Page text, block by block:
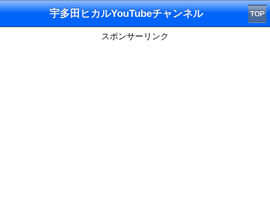
宇多田ヒカルYouTubeチャンネル TOP
スポンサーリンク